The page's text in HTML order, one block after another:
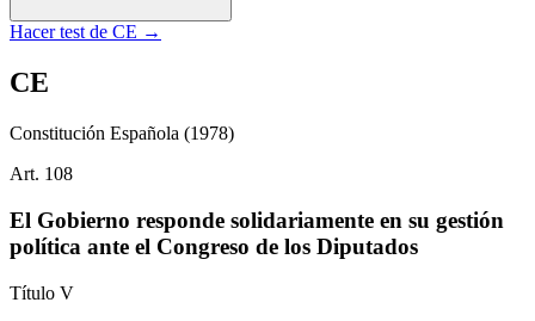
Hacer test de CE →
CE
Constitución Española (1978)
Art. 108
El Gobierno responde solidariamente en su gestión
política ante el Congreso de los Diputados
Título V